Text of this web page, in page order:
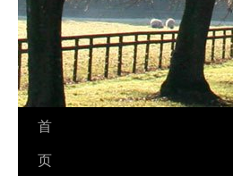
跳
至
首
页